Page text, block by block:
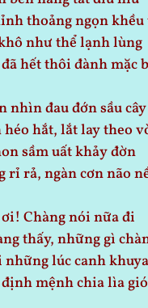
thoảng ngọn khều
như thể lạnh lùng
hết thôi đành mặc
nhìn đau đớn sầu cây
héo hắt, lắt lay theo
sầm uất khảy đờn
rỉ rả, ngàn cơn não
Chàng nói nữa đi
thấy, những gì
lúc canh khuya
mệnh chia lìa